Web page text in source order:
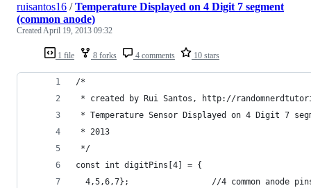
1 file 8 forks 4 comments 10 stars
ruisantos16 /Temperature Displayed on 4 Digit 7 segment
(common anode)
CreatedApril 19, 2013 09:32
/*
* created by Rui Santos, http://
* Temperature Sensor Displayed on 4 Digit 7
* 2013
*/
const int digitPins[4] = {
4,5,6,7};                 //4 common anode